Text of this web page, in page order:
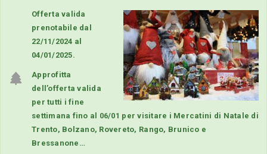
Offerta valida
prenotabile dal
22/11/2024 al
04/01/2025.
Approfitta
dell’offerta valida
per tutti i fine
settimana fino al 06/01 per visitare i Mercatini di Natale di
Trento, Bolzano, Rovereto, Rango, Brunico e
Bressanone…